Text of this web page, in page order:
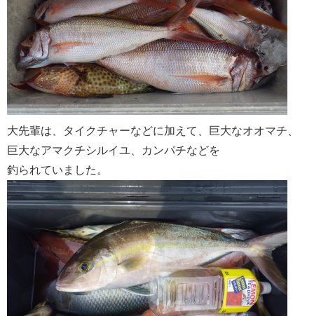
大先輩は、タイクチャーなどに加えて、巨大なオオマチ、
巨大なアマクチシルイユ、カンパチなどを
釣られていました。